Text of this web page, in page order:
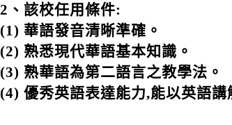
2、該校任用條件:
(1) 華語發音清晰準確。
(2) 熟悉現代華語基本知識。
(3) 熟華語為第二語言之教學法。
(4) 優秀英語表達能力,能以英語